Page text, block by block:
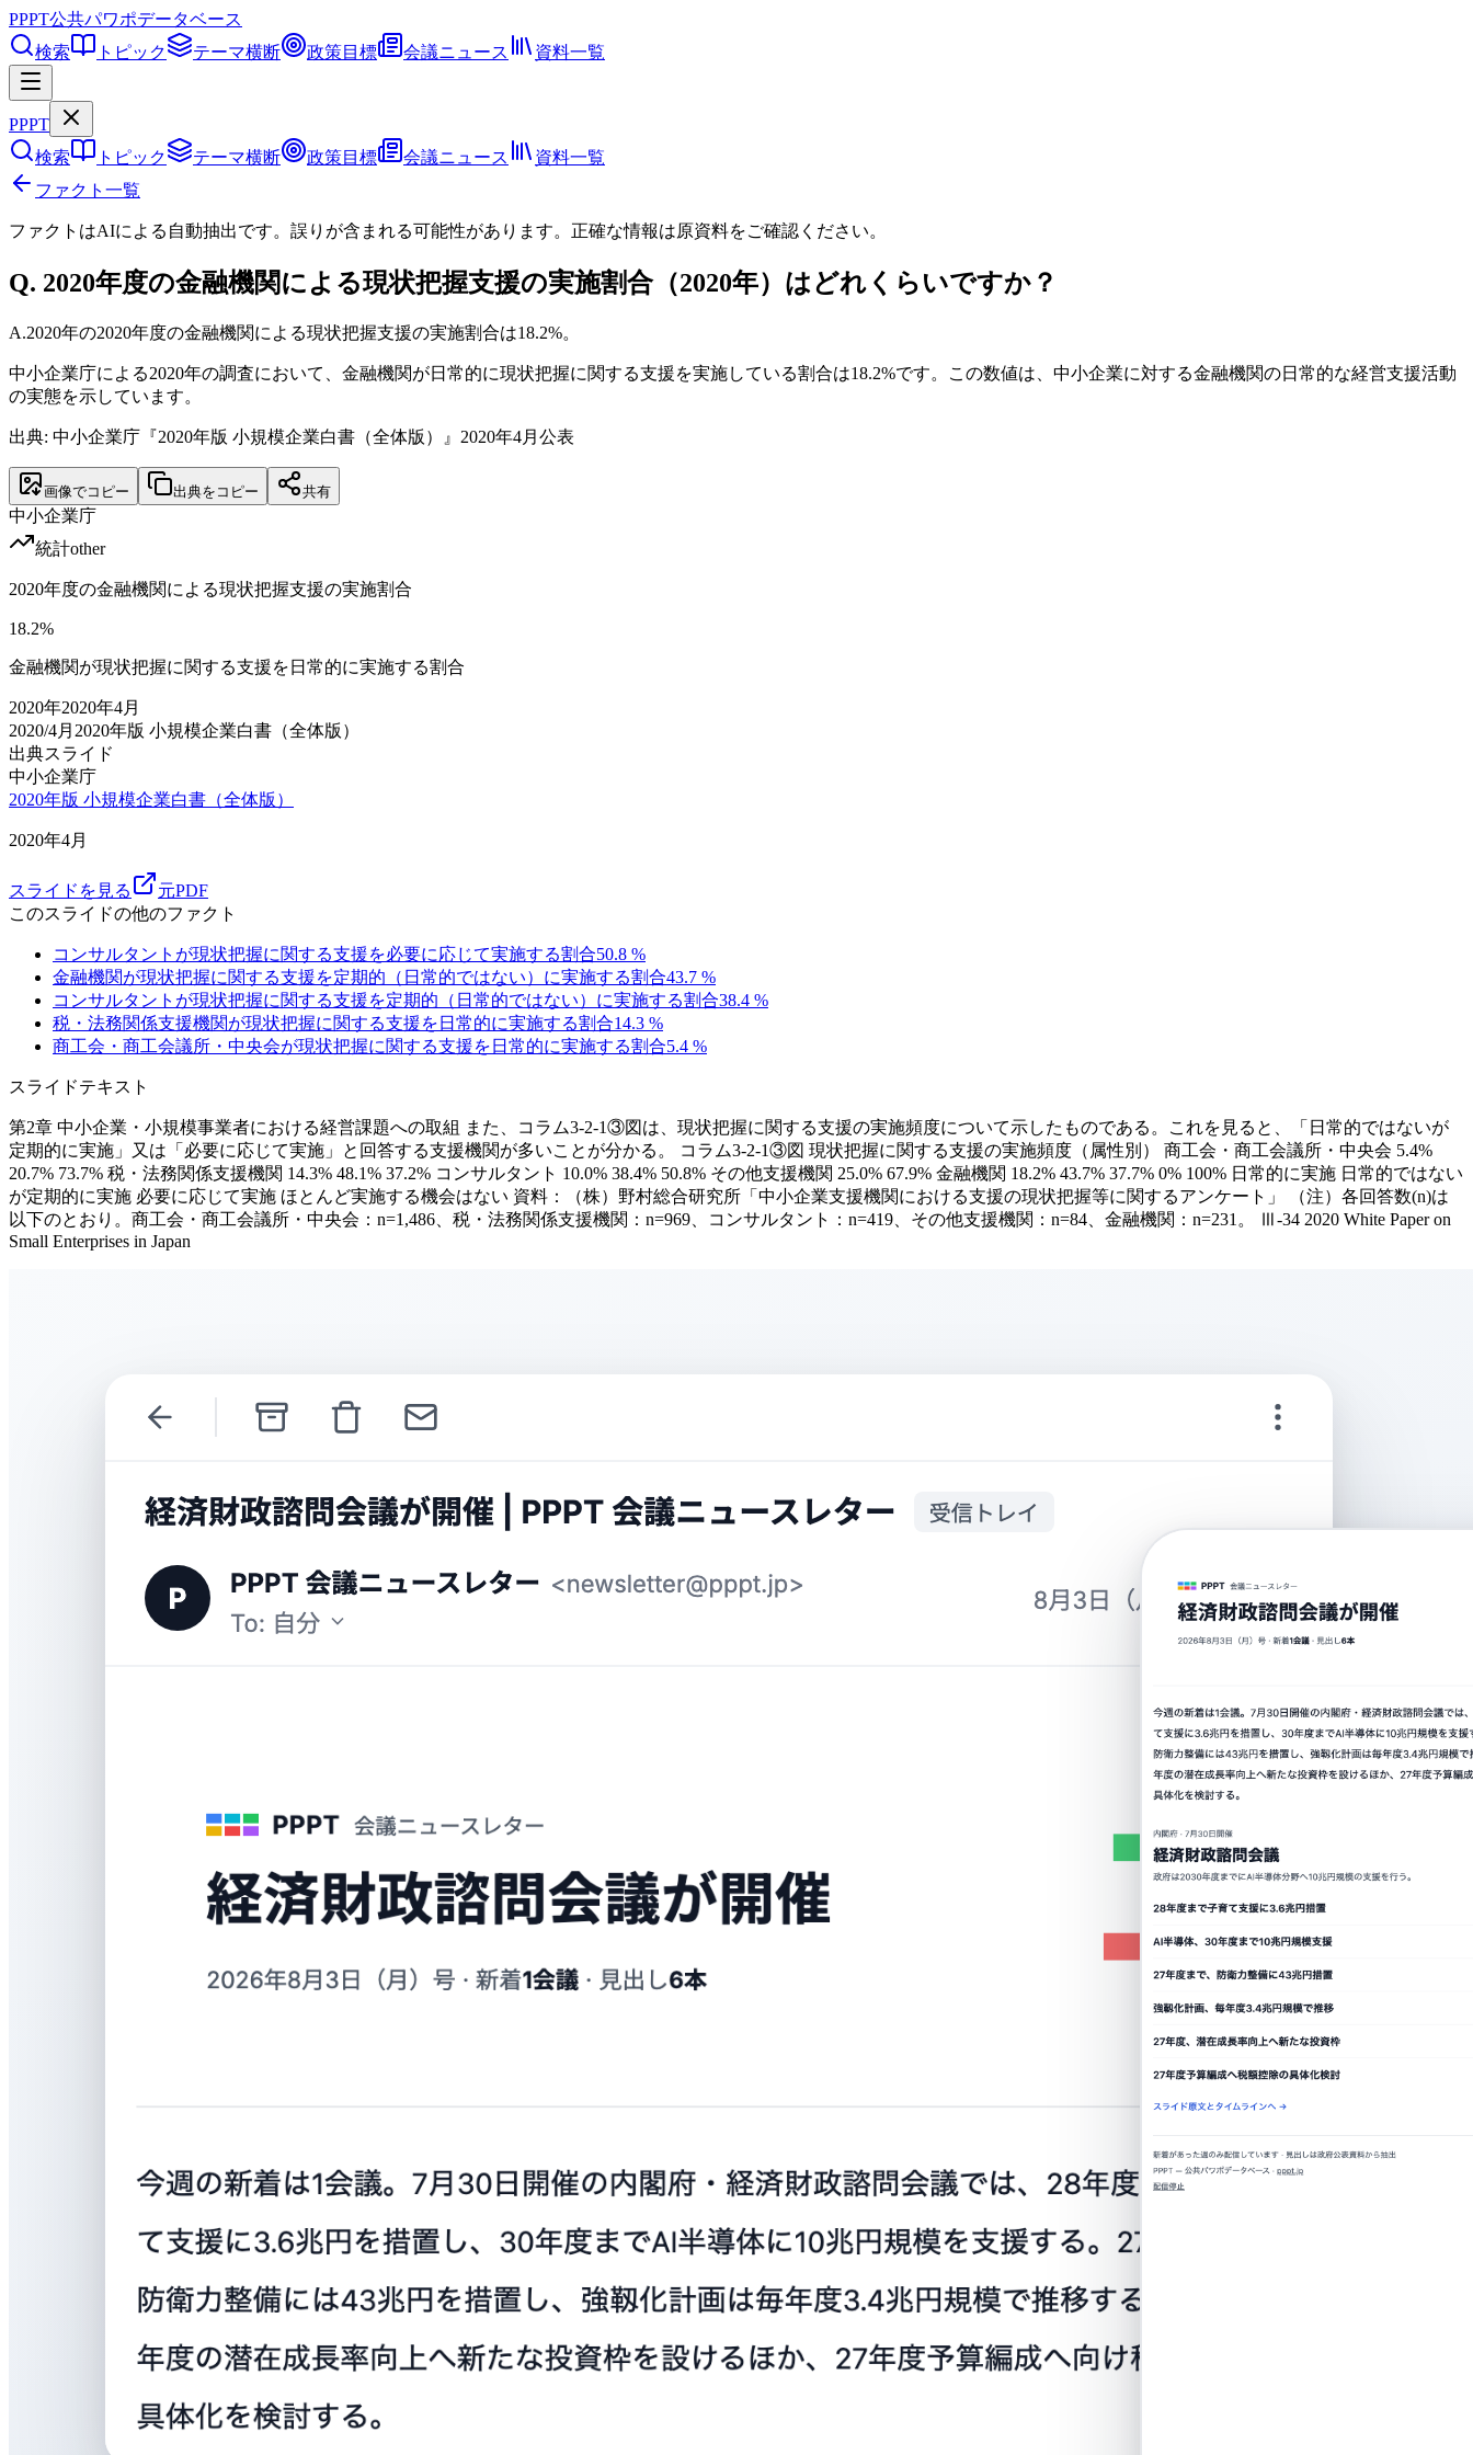
PPPT公共パワポデータベース
検索
トピック テーマ横断 政策目標 会議ニュース 資料一覧
PPPT
検索
トピック テーマ横断 政策目標 会議ニュース
資料一覧
ファクト一覧
ファクトはAIによる自動抽出です。誤りが含まれる可能性があります。正確な情報は原資料をご確認ください。
Q. 2020年度の金融機関による現状把握支援の実施割合（2020年）はどれくらいですか？
A.2020年の2020年度の金融機関による現状把握支援の実施割合は18.2%。
中小企業庁による2020年の調査において、金融機関が日常的に現状把握に関する支援を実施している割合は18.2%です。この数値は、中小企業に対する金融機関の日常的な経営支援活動
の実態を示しています。
出典: 中小企業庁『2020年版 小規模企業白書（全体版）』2020年4月公表
画像でコピー 出典をコピー 共有
中小企業庁
統計other
2020年度の金融機関による現状把握支援の実施割合
18.2%
金融機関が現状把握に関する支援を日常的に実施する割合
2020年2020年4月
2020/4月 2020年版 小規模企業白書（全体版）
出典スライド
中小企業庁
2020年版 小規模企業白書（全体版）
2020年4月
スライドを見る
元PDF
このスライドの他のファクト
コンサルタントが現状把握に関する支援を必要に応じて実施する割合50.8 %
金融機関が現状把握に関する支援を定期的（日常的ではない）に実施する割合43.7 %
コンサルタントが現状把握に関する支援を定期的（日常的ではない）に実施する割合38.4 %
税・法務関係支援機関が現状把握に関する支援を日常的に実施する割合14.3 %
商工会・商工会議所・中央会が現状把握に関する支援を日常的に実施する割合5.4 %
スライドテキスト
第2章 中小企業・小規模事業者における経営課題への取組 また、コラム3-2-1③図は、現状把握に関する支援の実施頻度について示したものである。これを見ると、「日常的ではないが
定期的に実施」又は「必要に応じて実施」と回答する支援機関が多いことが分かる。 コラム3-2-1③図 現状把握に関する支援の実施頻度（属性別） 商工会・商工会議所・中央会 5.4%
20.7% 73.7% 税・法務関係支援機関 14.3% 48.1% 37.2% コンサルタント 10.0% 38.4% 50.8% その他支援機関 25.0% 67.9% 金融機関 18.2% 43.7% 37.7% 0% 100% 日常的に実施 日常的ではない
が定期的に実施 必要に応じて実施 ほとんど実施する機会はない 資料：（株）野村総合研究所「中小企業支援機関における支援の現状把握等に関するアンケート」 （注）各回答数(n)は
以下のとおり。商工会・商工会議所・中央会：n=1,486、税・法務関係支援機関：n=969、コンサルタント：n=419、その他支援機関：n=84、金融機関：n=231。 Ⅲ-34 2020 White Paper on
Small Enterprises in Japan